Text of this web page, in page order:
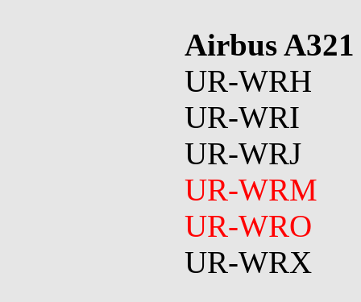
Airbus A321
UR-WRH
UR-WRI
UR-WRJ
UR-WRM
UR-WRO
UR-WRX